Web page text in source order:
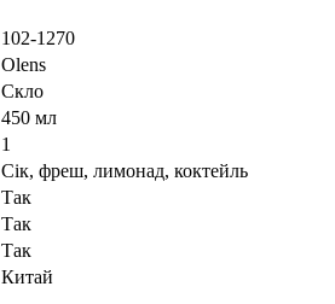
102-1270
Olens
Скло
450 мл
1
Сік, фреш, лимонад, коктейль
Так
Так
Так
Китай